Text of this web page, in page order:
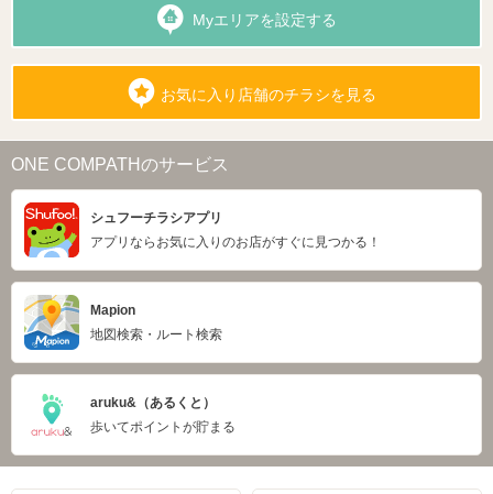
Myエリアを設定する
お気に入り店舗のチラシを見る
ONE COMPATHのサービス
シュフーチラシアプリ
アプリならお気に入りのお店がすぐに見つかる！
Mapion
地図検索・ルート検索
aruku&（あるくと）
歩いてポイントが貯まる